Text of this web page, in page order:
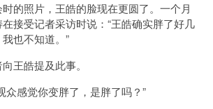
照片，王皓的脸现在更圆了。一个月
接受记者采访时说：“王皓确实胖了好几
也不知道。”
皓提及此事。
感觉你变胖了，是胖了吗？”